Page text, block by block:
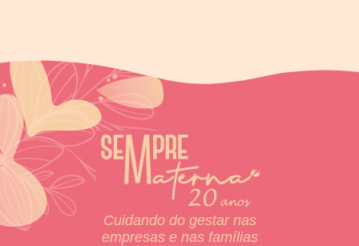
Cuidando do gestar nas
empresas e nas famílias